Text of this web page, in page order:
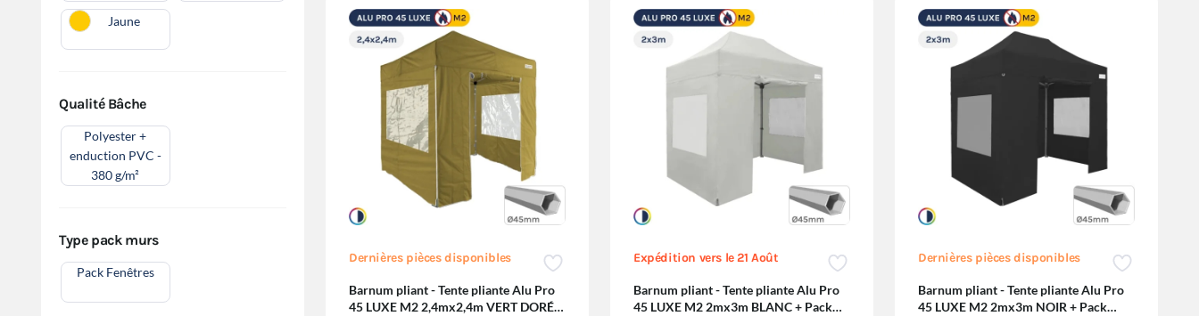
Jaune
Qualité Bâche
Polyester +
enduction PVC -
380 g/m²
Type pack murs
Pack Fenêtres
Dernières pièces disponibles
Barnum pliant - Tente pliante Alu Pro
45 LUXE M2 2,4mx2,4m VERT DORÉ +
Expédition vers le 21 Août
Barnum pliant - Tente pliante Alu Pro
45 LUXE M2 2mx3m BLANC + Pack
Dernières pièces disponibles
Barnum pliant - Tente pliante Alu Pro
45 LUXE M2 2mx3m NOIR + Pack